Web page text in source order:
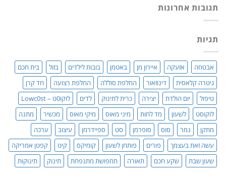
תערובת
צמחים
גאוני
מעמדתגובות אחרונות
תגיות
אבטחה אזעקה איירון מן באטמן בובות לילדים בזול
בית חכם
גיטרה קלאסית
דינוזאור החלפת סוללה החלפת רצועה
חד קרן
טיפול
יום הולדת יצירה כרית לתינוק לדים
לוקו0ט – Lowc0st
לוקוסט
לשעון מד לחות מיני מאוס מיקי מאוס מכשיר
מתנה
מתקן
נמר סוס סופרמן סט ספיידרמן עיצוב
ערכה
עשה זאת בעצמך
פורים פותחן לשעון קומיקס קיט
קפטן אמריקה
שעון שבת
שקע חכם תאורה תחפושת מתנפחת תינוק תינוקות